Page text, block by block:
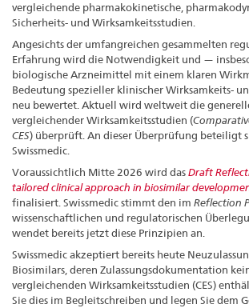
vergleichende pharmakokinetische,
Sicherheits- und Wirksamkeitsstudien.
Angesichts der umfangreichen gesammelten
Erfahrung wird die Notwendigkeit und —
biologische Arzneimittel mit einem klaren
Bedeutung spezieller klinischer Wirksamkeits-
neu bewertet. Aktuell wird weltweit die
vergleichender Wirksamkeitsstudien (
CES) überprüft. An dieser Überprüfung beteiligt
Swissmedic.
Voraussichtlich Mitte 2026 wird dasDraft
tailored clinical approach in biosimilar
finalisiert. Swissmedic stimmt den im Reflection
wissenschaftlichen und regulatorischen
wendet bereits jetzt diese Prinzipien an.
Swissmedic akzeptiert bereits heute
Biosimilars, deren Zulassungsdokumentation
vergleichenden Wirksamkeitsstudien (CES)
Sie dies im Begleitschreiben und legen Sie dem